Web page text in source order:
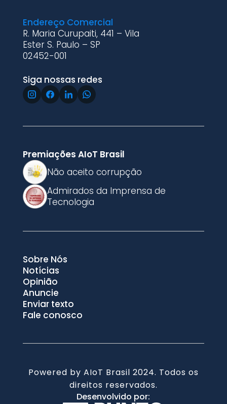
Endereço Comercial
R. Maria Curupaiti, 441 – Vila
Ester S. Paulo – SP
02452-001
Siga nossas redes
Premiações AIoT Brasil
Não aceito corrupção
Admirados da Imprensa de
Tecnologia
Sobre Nós
Notícias
Opinião
Anuncie
Enviar texto
Fale conosco
Powered by AIoT Brasil 2024. Todos os
direitos reservados.
Desenvolvido por: